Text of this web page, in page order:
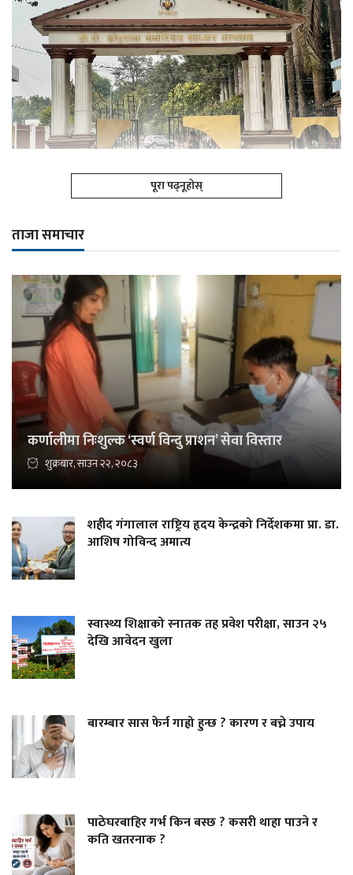
पूरा पढ्नूहोस्
ताजा समाचार
कर्णालीमा निःशुल्क ‘स्वर्ण विन्दु प्राशन’ सेवा विस्तार
शुक्रबार, साउन २२, २०८३
शहीद गंगालाल राष्ट्रिय हृदय केन्द्रको निर्देशकमा प्रा. डा.
आशिष गोविन्द अमात्य
स्वास्थ्य शिक्षाको स्नातक तह प्रवेश परीक्षा, साउन २५
देखि आवेदन खुला
बारम्बार सास फेर्न गाह्रो हुन्छ ? कारण र बच्ने उपाय
पाठेघरबाहिर गर्भ किन बस्छ ? कसरी थाहा पाउने र
कति खतरनाक ?